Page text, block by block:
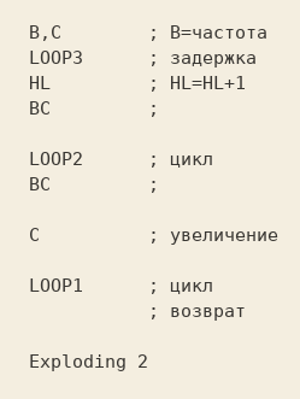
; B=частота
LOOP3      ; задержка
; HL=HL+1
BC         ;
; цикл
BC         ;
C          ; увеличение
; цикл